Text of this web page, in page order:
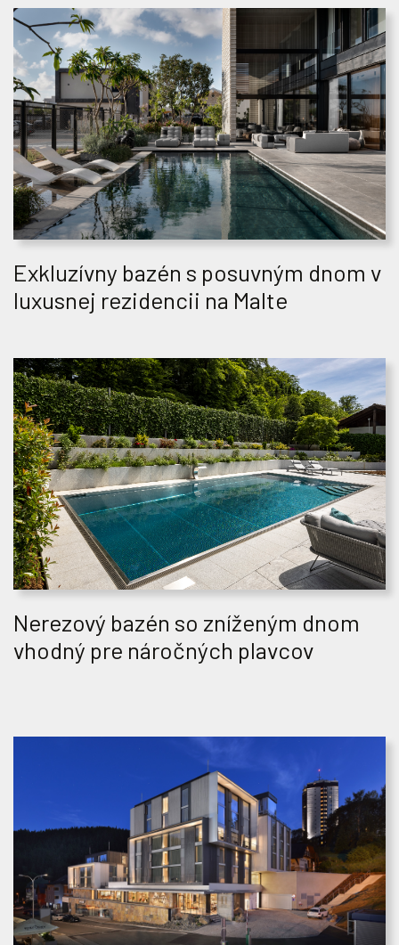
Exkluzívny bazén s posuvným dnom v
luxusnej rezidencii na Malte
Nerezový bazén so zníženým dnom
vhodný pre náročných plavcov